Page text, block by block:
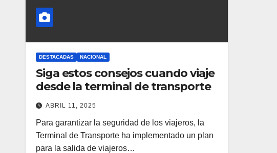
DESTACADAS NACIONAL
Siga estos consejos cuando viaje
desde la terminal de transporte
ABRIL 11, 2025
Para garantizar la seguridad de los viajeros, la
Terminal de Transporte ha implementado un plan
para la salida de viajeros…